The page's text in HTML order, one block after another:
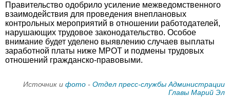
Правительство одобрило усиление межведомственного
взаимодействия для проведения внеплановых
контрольных мероприятий в отношении работодателей,
нарушающих трудовое законодательство. Особое
внимание будет уделено выявлению случаев выплаты
заработной платы ниже МРОТ и подмены трудовых
отношений гражданско-правовыми.
Источник и фото - Отдел пресс-службы Администрации
Главы Марий Эл